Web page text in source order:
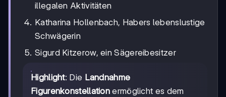
illegalen Aktivitäten
Katharina Hollenbach, Habers lebenslustige
Schwägerin
Sigurd Kitzerow, ein Sägereibesitzer
Highlight: Die Landnahme
Figurenkonstellation ermöglicht es dem